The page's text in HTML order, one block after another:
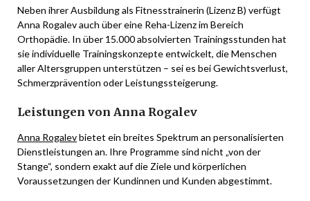
Neben ihrer Ausbildung als Fitnesstrainerin (Lizenz B) verfügt
Anna Rogalev auch über eine Reha-Lizenz im Bereich
Orthopädie. In über 15.000 absolvierten Trainingsstunden hat
sie individuelle Trainingskonzepte entwickelt, die Menschen
aller Altersgruppen unterstützen – sei es bei Gewichtsverlust,
Schmerzprävention oder Leistungssteigerung.
Leistungen von Anna Rogalev
Anna Rogalevbietet ein breites Spektrum an personalisierten
Dienstleistungen an. Ihre Programme sind nicht „von der
Stange“, sondern exakt auf die Ziele und körperlichen
Voraussetzungen der Kundinnen und Kunden abgestimmt.